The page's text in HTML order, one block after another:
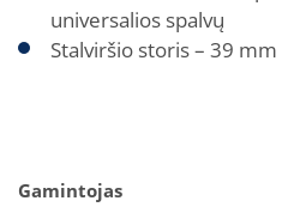
universalios spalvų
Stalviršio storis – 39 mm
Gamintojas